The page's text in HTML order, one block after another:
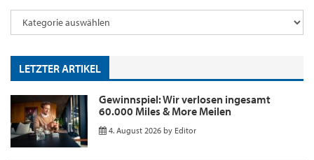
LETZTER ARTIKEL
Gewinnspiel: Wir verlosen ingesamt
60.000 Miles & More Meilen
4. August 2026 by Editor